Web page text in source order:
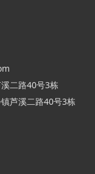
二路40号3栋
芦溪二路40号3栋